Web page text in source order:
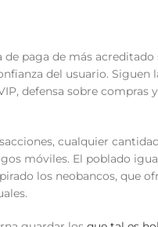
paga de más
del usuario. Siguen
defensa sobre compras
cualquier
móviles. El poblado
los neobancos, que